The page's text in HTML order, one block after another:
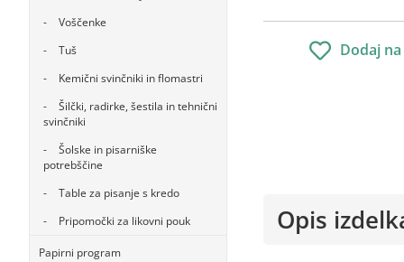
Voščenke
Tuš
Kemični svinčniki in flomastri
Šilčki, radirke, šestila in tehnični
svinčniki
Šolske in pisarniške
potrebščine
Table za pisanje s kredo
Pripomočki za likovni pouk
Papirni program
Dodaj
Opis